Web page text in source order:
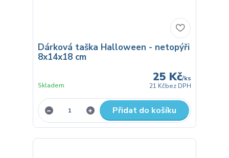
Dárková taška Halloween - netopýři
8x14x18 cm
25 Kč/ks
21 Kčbez DPH
Skladem
Přidat do košíku